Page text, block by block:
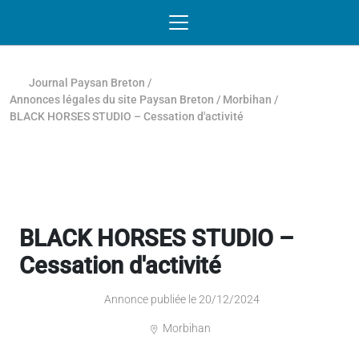
Journal Paysan Breton /
Annonces légales du site Paysan Breton / Morbihan /
BLACK HORSES STUDIO – Cessation d'activité
BLACK HORSES STUDIO –
Cessation d'activité
Annonce publiée le 20/12/2024
Morbihan